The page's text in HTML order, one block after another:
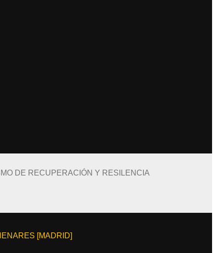
DE RECUPERACIÓN Y RESILENCIA
[MADRID]